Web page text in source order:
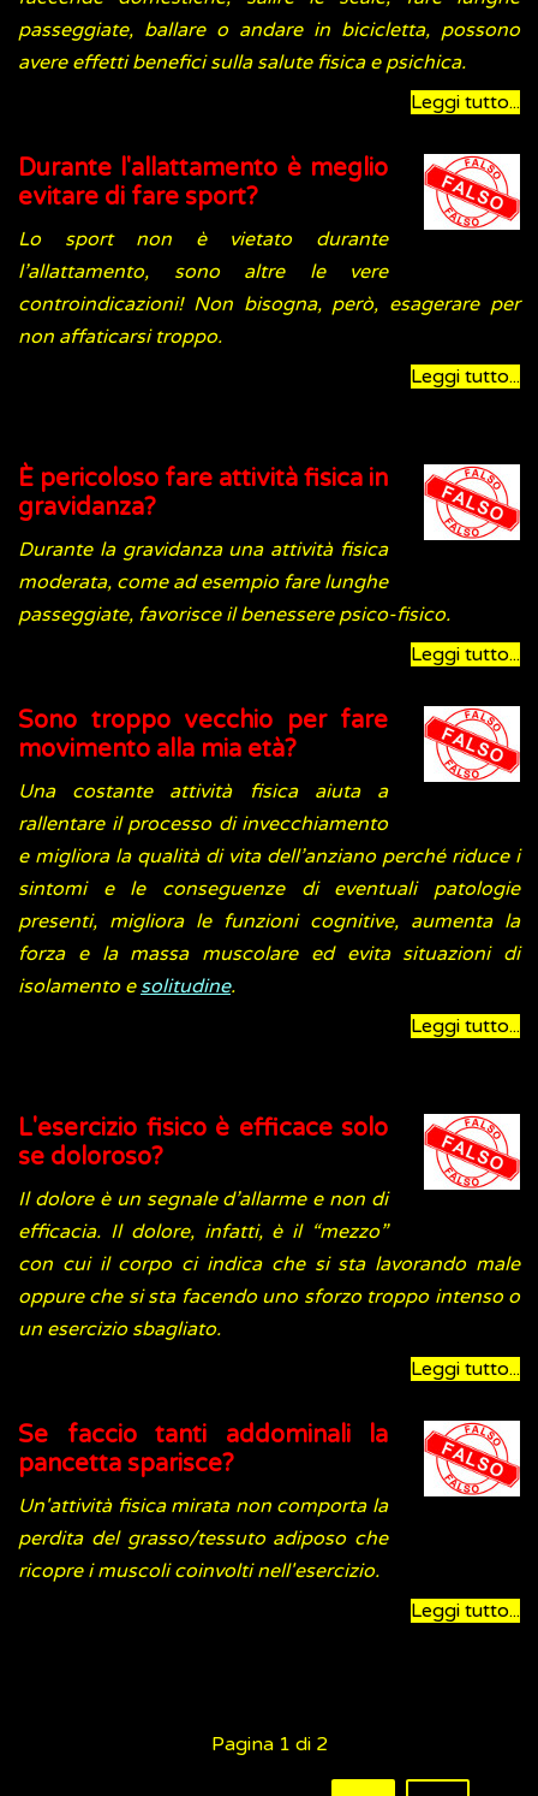
passeggiate, ballare o andare in bicicletta, possono
avere effetti benefici sulla salute fisica e psichica.
Leggi tutto...
Durante l'allattamento è meglio
evitare di fare sport?
Lo sport non è vietato durante
l’allattamento, sono altre le vere
controindicazioni! Non bisogna, però, esagerare per
non affaticarsi troppo.
Leggi tutto...
È pericoloso fare attività fisica in
gravidanza?
Durante la gravidanza una attività fisica
moderata, come ad esempio fare lunghe
passeggiate, favorisce il benessere psico-fisico.
Leggi tutto...
Sono troppo vecchio per fare
movimento alla mia età?
Una costante attività fisica aiuta a
rallentare il processo di invecchiamento
e migliora la qualità di vita dell’anziano perché riduce i
sintomi e le conseguenze di eventuali patologie
presenti, migliora le funzioni cognitive, aumenta la
forza e la massa muscolare ed evita situazioni di
isolamento e solitudine.
Leggi tutto...
L'esercizio fisico è efficace solo
se doloroso?
Il dolore è un segnale d’allarme e non di
efficacia. Il dolore, infatti, è il “mezzo”
con cui il corpo ci indica che si sta lavorando male
oppure che si sta facendo uno sforzo troppo intenso o
un esercizio sbagliato.
Leggi tutto...
Se faccio tanti addominali la
pancetta sparisce?
Un'attività fisica mirata non comporta la
perdita del grasso/tessuto adiposo che
ricopre i muscoli coinvolti nell'esercizio.
Leggi tutto...
Pagina 1 di 2